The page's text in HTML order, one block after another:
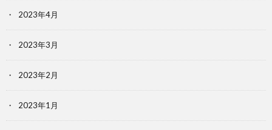
2023年4月
2023年3月
2023年2月
2023年1月